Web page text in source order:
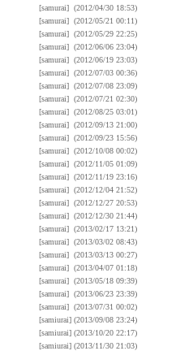
[samurai] (2012/04/30 18:53)
[samurai] (2012/05/21 00:11)
[samurai] (2012/05/29 22:25)
[samurai] (2012/06/06 23:04)
[samurai] (2012/06/19 23:03)
[samurai] (2012/07/03 00:36)
[samurai] (2012/07/08 23:09)
[samurai] (2012/07/21 02:30)
[samurai] (2012/08/25 03:01)
[samurai] (2012/09/13 21:00)
[samurai] (2012/09/23 15:56)
[samurai] (2012/10/08 00:02)
[samurai] (2012/11/05 01:09)
[samurai] (2012/11/19 23:16)
[samurai] (2012/12/04 21:52)
[samurai] (2012/12/27 20:53)
[samurai] (2012/12/30 21:44)
[samurai] (2013/02/17 13:21)
[samurai] (2013/03/02 08:43)
[samurai] (2013/03/13 00:27)
[samurai] (2013/04/07 01:18)
[samurai] (2013/05/18 09:39)
[samurai] (2013/06/23 23:39)
[samurai] (2013/07/31 00:02)
[samiurai] (2013/09/08 23:24)
[samiurai] (2013/10/20 22:17)
[samiurai] (2013/11/30 21:03)